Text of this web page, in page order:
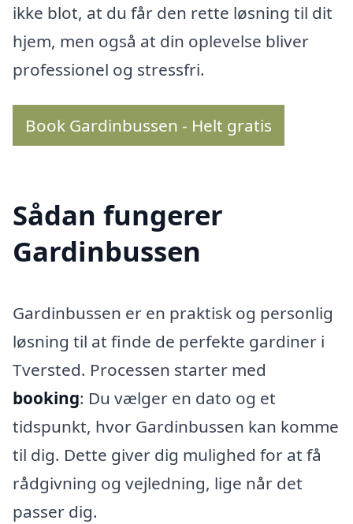
ikke blot, at du får den rette løsning til dit
hjem, men også at din oplevelse bliver
professionel og stressfri.
Book Gardinbussen - Helt gratis
Sådan fungerer
Gardinbussen
Gardinbussen er en praktisk og personlig
løsning til at finde de perfekte gardiner i
Tversted. Processen starter med
booking: Du vælger en dato og et
tidspunkt, hvor Gardinbussen kan komme
til dig. Dette giver dig mulighed for at få
rådgivning og vejledning, lige når det
passer dig.